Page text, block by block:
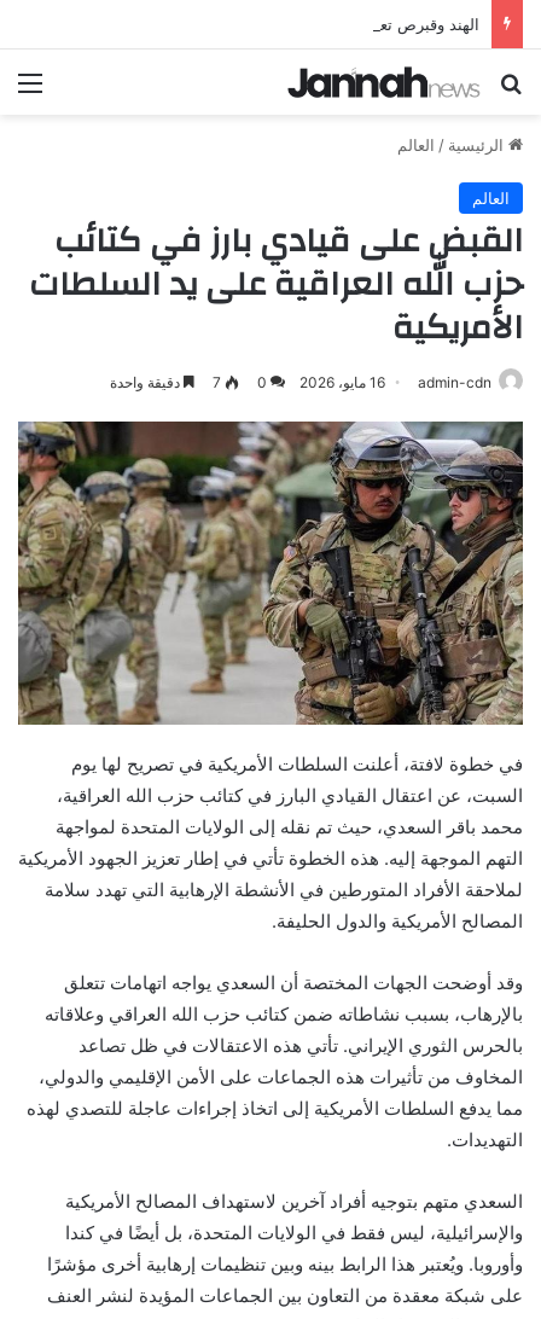
بحث عن
الرئيسية / العالم
العالم
القبض على قيادي بارز في كتائب
حزب الله العراقية على يد السلطات
الأمريكية
admin-cdn 16 مايو، 2026 0
7 دقيقة واحدة
في خطوة لافتة، أعلنت السلطات الأمريكية في تصريح لها يوم
السبت، عن اعتقال القيادي البارز في كتائب حزب الله العراقية،
محمد باقر السعدي، حيث تم نقله إلى الولايات المتحدة لمواجهة
التهم الموجهة إليه. هذه الخطوة تأتي في إطار تعزيز الجهود الأمريكية
لملاحقة الأفراد المتورطين في الأنشطة الإرهابية التي تهدد سلامة
المصالح الأمريكية والدول الحليفة.
وقد أوضحت الجهات المختصة أن السعدي يواجه اتهامات تتعلق
بالإرهاب، بسبب نشاطاته ضمن كتائب حزب الله العراقي وعلاقاته
بالحرس الثوري الإيراني. تأتي هذه الاعتقالات في ظل تصاعد
المخاوف من تأثيرات هذه الجماعات على الأمن الإقليمي والدولي،
مما يدفع السلطات الأمريكية إلى اتخاذ إجراءات عاجلة للتصدي لهذه
التهديدات.
السعدي متهم بتوجيه أفراد آخرين لاستهداف المصالح الأمريكية
والإسرائيلية، ليس فقط في الولايات المتحدة، بل أيضًا في كندا
وأوروبا. ويُعتبر هذا الرابط بينه وبين تنظيمات إرهابية أخرى مؤشرًا
على شبكة معقدة من التعاون بين الجماعات المؤيدة لنشر العنف